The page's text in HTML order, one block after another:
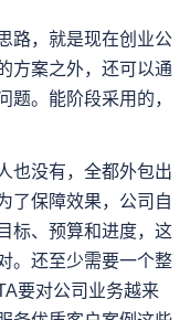
路，就是现在创业公
方案之外，还可以通
题。能阶段采用的，
也没有，全都外包出
了保障效果，公司自
标、预算和进度，这
。还至少需要一个整
要对公司业务越来